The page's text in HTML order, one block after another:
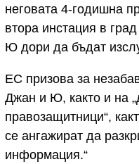
неговата 4-годишна
втора инстация в
Ю дори да бъдат
ЕС призова за
Джан и Ю, както и на
правозащитници“,
се ангажират да
информация.“